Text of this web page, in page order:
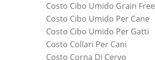
Costo Cibo Umido Grain Free
Costo Cibo Umido Per Cane
Costo Cibo Umido Per Gatti
Costo Collari Per Cani
Costo Corna Di Cervo